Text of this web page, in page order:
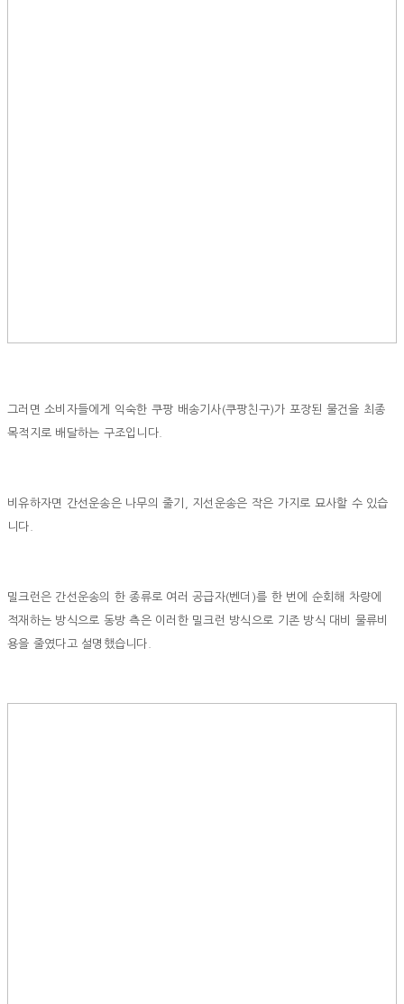
그러면 소비자들에게 익숙한 쿠팡 배송기사(쿠팡친구)가 포장된 물건을 최종
목적지로 배달하는 구조입니다.
비유하자면 간선운송은 나무의 줄기, 지선운송은 작은 가지로 묘사할 수 있습
니다.
밀크런은 간선운송의 한 종류로 여러 공급자(벤더)를 한 번에 순회해 차량에
적재하는 방식으로 동방 측은 이러한 밀크런 방식으로 기존 방식 대비 물류비
용을 줄였다고 설명했습니다.